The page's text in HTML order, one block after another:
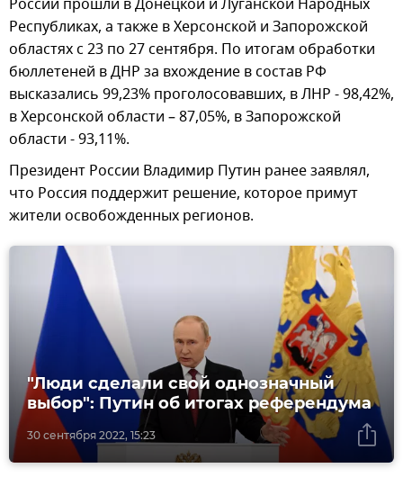
Республиках, а также в Херсонской и Запорожской
областях с 23 по 27 сентября. По итогам обработки
бюллетеней в ДНР за вхождение в состав РФ
высказались 99,23% проголосовавших, в ЛНР - 98,42%,
в Херсонской области – 87,05%, в Запорожской
области - 93,11%.
Президент России Владимир Путин ранее заявлял,
что Россия поддержит решение, которое примут
жители освобожденных регионов.
30 сентября 2022, 15:23
"Люди сделали свой однозначный
выбор": Путин об итогах референдума